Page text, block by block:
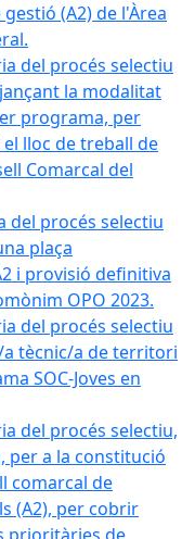
(A2) de l'Àrea
del procés selectiu
la modalitat
programa, per
lloc de treball de
Comarcal del
del procés selectiu
plaça
i provisió definitiva
OPO 2023.
del procés selectiu
tècnic/a de territori
SOC-Joves en
del procés selectiu,
per a la constitució
comarcal de
(A2), per cobrir